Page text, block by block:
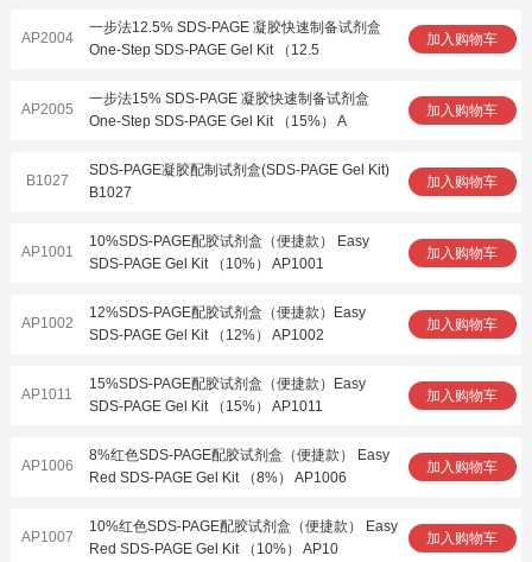
AP2004
一步法12.5% SDS-PAGE 凝胶快速制备试剂盒
One-Step SDS-PAGE Gel Kit （12.5
加入购物车
AP2005
一步法15% SDS-PAGE 凝胶快速制备试剂盒
One-Step SDS-PAGE Gel Kit （15%） A
加入购物车
B1027
SDS-PAGE凝胶配制试剂盒(SDS-PAGE Gel Kit)
B1027
加入购物车
AP1001
10%SDS-PAGE配胶试剂盒（便捷款） Easy
SDS-PAGE Gel Kit （10%） AP1001
加入购物车
AP1002
12%SDS-PAGE配胶试剂盒（便捷款）Easy
SDS-PAGE Gel Kit （12%） AP1002
加入购物车
AP1011
15%SDS-PAGE配胶试剂盒（便捷款）Easy
SDS-PAGE Gel Kit （15%） AP1011
加入购物车
AP1006
8%红色SDS-PAGE配胶试剂盒（便捷款） Easy
Red SDS-PAGE Gel Kit （8%） AP1006
加入购物车
AP1007
10%红色SDS-PAGE配胶试剂盒（便捷款） Easy
Red SDS-PAGE Gel Kit （10%） AP10
加入购物车